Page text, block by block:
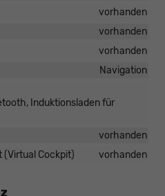
vorhanden
vorhanden
vorhanden
Navigation
Induktionsladen für
vorhanden
(Virtual Cockpit)
vorhanden